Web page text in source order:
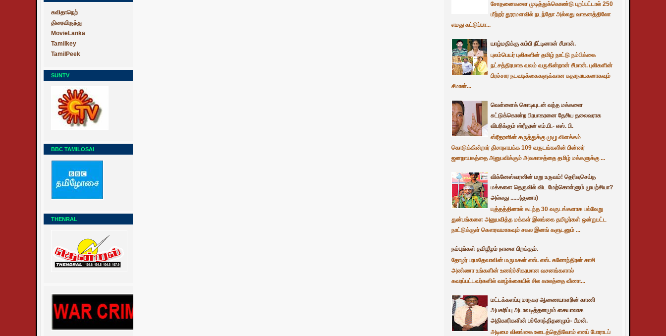
கவிதாநெற்
திரைவிருந்து
MovieLanka
Tamilkey
TamilPeek
SUNTV
BBC TAMILOSAI
THENRAL
சோதனைகளை முடித்துக்கொண்டு புறப்பட்டால் 250
மீற்றர் தூரமளவில் நடந்தோ அல்லது வாகனத்திலோ
எமது கட்டுப்பா...
யாழ்மதிக்கு கம்பி நீட்டினான் சீமான்.
புலம்பெயர் புலிகளின் தமிழ் நாட்டு நம்பிக்கை
நட்சத்திரமாக வலம் வருகின்றான் சீமான். புலிகளின்
பிரச்சார நடவடிக்கைகளுக்கான கதாநாயகனாகவும்
சீமான்...
வெள்ளைக் கொடியுடன் வந்த மக்களை
சுட்டுக்கொன்ற பிரபாகரனை தேசிய தலைவராக
விபரிக்கும் ஸ்ரீதரன் எம்.பி.- எஸ். பி.
ஸ்ரீதரனின் கருத்துக்கு முழு விளக்கம்
கொடுக்கின்றார் திசாநாயக்க 109 வருடங்களின் பின்னர்
ஜனநாயகத்தை அனுபவிக்கும் அவகாசத்தை தமிழ் மக்களுக்கு ...
விக்னேஸ்வரனின் மறு உருவம்! தெரிவுசெய்த
மக்களை தெருவில் விட மேற்கொள்ளும் முயற்சியா?
அல்லது ......(குணா)
யுத்தத்தினால் கடந்த 30 வருடங்களாக பல்வேறு
துன்பங்களை அனுபவித்த மக்கள் இலங்கை தமிழர்கள் ஒன்றுபட்ட
நாட்டுக்குள் கௌரவமாகவும் சகல இனங் களுடனும் ...
நம்புங்கள் தமிழீழம் நாளை பிறக்கும்.
தோழர் பரமதேவாவின் மருமகன் எஸ். எஸ். கணேந்திரன் காசி
அண்ணா உங்களின் உணர்ச்சிகரமான வசனங்களால்
கவரப்பட்டவர்களில் வாழ்க்கையில் சில காலத்தை வீணா...
மட்டக்களப்பு மாநகர ஆணையாளரின் காணி
அபகரிப்பு அடாவடித்தனமும் கையாலாக
அதிகாரிகளின் பச்சோந்திதனமும்- பீமன்.
அடிமை விலங்கை உடைத்தெறிவோம் எனப் போராடப்